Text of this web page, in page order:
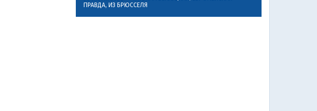
ПРАВДА, ИЗ БРЮССЕЛЯ